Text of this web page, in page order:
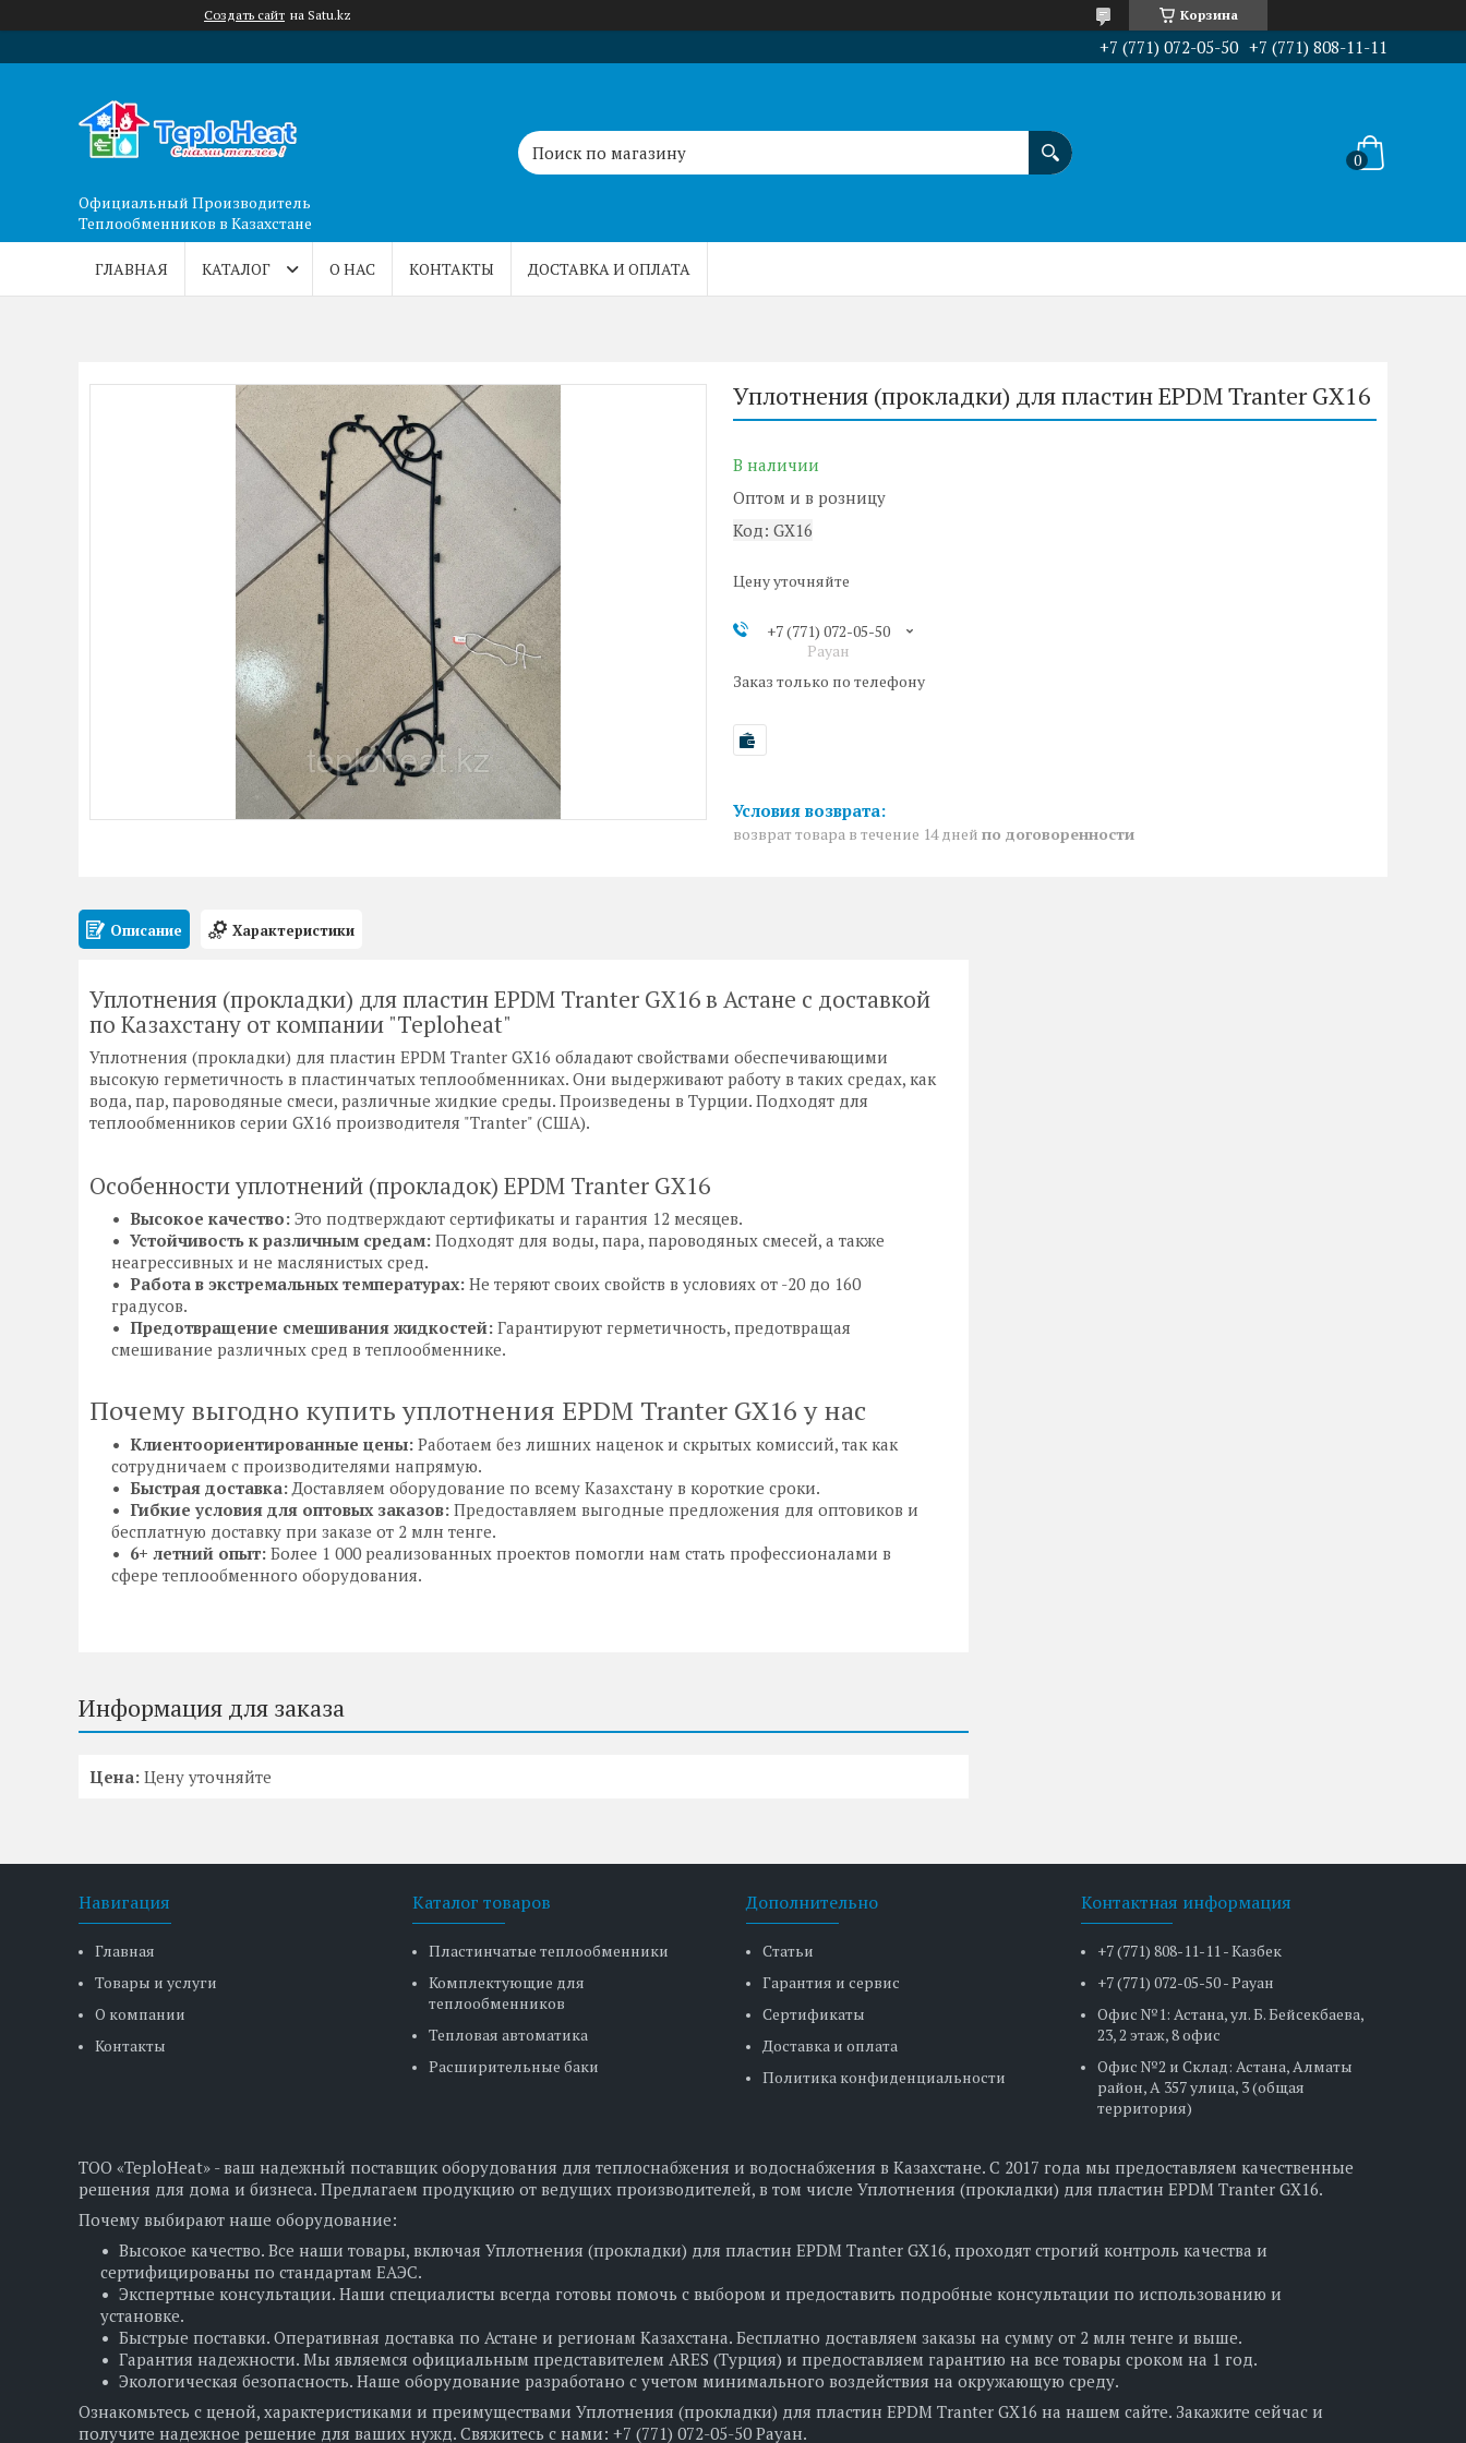
Создать сайт на Satu.kz Корзина
+7 (771) 072-05-50 +7 (771) 808-11-11
Официальный Производитель
Теплообменников в Казахстане
ГЛАВНАЯ КАТАЛОГ О НАС КОНТАКТЫ ДОСТАВКА И ОПЛАТА
Уплотнения (прокладки) для пластин EPDM Tranter GX16
В наличии
Оптом и в розницу
Код: GX16
Цену уточняйте
+7 (771) 072-05-50
Рауан
Заказ только по телефону
возврат товара в течение 14 дней по договоренности
Описание Характеристики
Уплотнения (прокладки) для пластин EPDM Tranter GX16 в Астане с доставкой
по Казахстану от компании "Teploheat"
Уплотнения (прокладки) для пластин EPDM Tranter GX16 обладают свойствами обеспечивающими
высокую герметичность в пластинчатых теплообменниках. Они выдерживают работу в таких средах, как
вода, пар, пароводяные смеси, различные жидкие среды. Произведены в Турции. Подходят для
теплообменников серии GX16 производителя "Tranter" (США).
Особенности уплотнений (прокладок) EPDM Tranter GX16
Высокое качество: Это подтверждают сертификаты и гарантия 12 месяцев.
Устойчивость к различным средам: Подходят для воды, пара, пароводяных смесей, а также
неагрессивных и не маслянистых сред.
Работа в экстремальных температурах: Не теряют своих свойств в условиях от -20 до 160
градусов.
Предотвращение смешивания жидкостей: Гарантируют герметичность, предотвращая
смешивание различных сред в теплообменнике.
Почему выгодно купить уплотнения EPDM Tranter GX16 у нас
Клиентоориентированные цены: Работаем без лишних наценок и скрытых комиссий, так как
сотрудничаем с производителями напрямую.
Быстрая доставка:Доставляем оборудование по всему Казахстану в короткие сроки.
Гибкие условия для оптовых заказов: Предоставляем выгодные предложения для оптовиков и
бесплатную доставку при заказе от 2 млн тенге.
6+ летний опыт: Более 1 000 реализованных проектов помогли нам стать профессионалами в
сфере теплообменного оборудования.
Информация для заказа
Цена: Цену уточняйте
Навигация
Главная
Товары и услуги
О компании
Контакты
Каталог товаров
Пластинчатые теплообменники
Комплектующие для
теплообменников
Тепловая автоматика
Расширительные баки
Дополнительно
Статьи
Гарантия и сервис
Сертификаты
Доставка и оплата
Политика конфиденциальности
Контактная информация
+7 (771) 808-11-11 - Казбек
+7 (771) 072-05-50 - Рауан
Офис №1: Астана, ул. Б. Бейсекбаева,
23, 2 этаж, 8 офис
Офис №2 и Склад: Астана, Алматы
район, А 357 улица, 3 (общая
территория)
ТОО «TeploHeat» - ваш надежный поставщик оборудования для теплоснабжения и водоснабжения в Казахстане. С 2017 года мы предоставляем качественные
решения для дома и бизнеса. Предлагаем продукцию от ведущих производителей, в том числе Уплотнения (прокладки) для пластин EPDM Tranter GX16.
Почему выбирают наше оборудование:
Высокое качество. Все наши товары, включая Уплотнения (прокладки) для пластин EPDM Tranter GX16, проходят строгий контроль качества и
сертифицированы по стандартам ЕАЭС.
Экспертные консультации. Наши специалисты всегда готовы помочь с выбором и предоставить подробные консультации по использованию и
установке.
Быстрые поставки. Оперативная доставка по Астане и регионам Казахстана. Бесплатно доставляем заказы на сумму от 2 млн тенге и выше.
Гарантия надежности. Мы являемся официальным представителем ARES (Турция) и предоставляем гарантию на все товары сроком на 1 год.
Экологическая безопасность. Наше оборудование разработано с учетом минимального воздействия на окружающую среду.
Ознакомьтесь с ценой, характеристиками и преимуществами Уплотнения (прокладки) для пластин EPDM Tranter GX16 на нашем сайте. Закажите сейчас и
получите надежное решение для ваших нужд. Свяжитесь с нами: +7 (771) 072-05-50 Рауан.